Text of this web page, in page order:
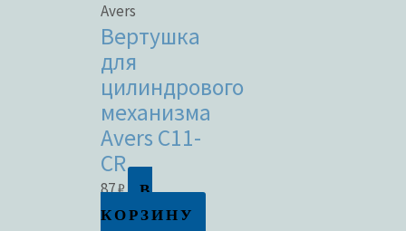
Avers
Вертушка
для
цилиндрового
механизма
Avers C11-
CR
87₽
В
КОРЗИНУ